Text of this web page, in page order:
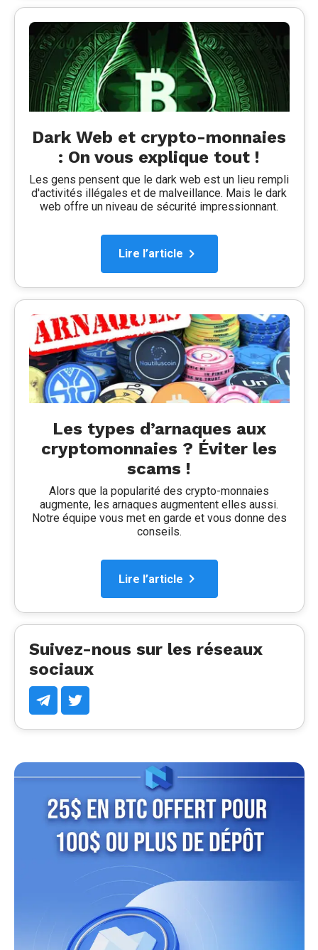
Dark Web et crypto-monnaies
: On vous explique tout !
Les gens pensent que le dark web est un lieu rempli
d'activités illégales et de malveillance. Mais le dark
web offre un niveau de sécurité impressionnant.
Lire l’article
Les types d’arnaques aux
cryptomonnaies ? Éviter les
scams !
Alors que la popularité des crypto-monnaies
augmente, les arnaques augmentent elles aussi.
Notre équipe vous met en garde et vous donne des
conseils.
Lire l’article
Suivez-nous sur les réseaux
sociaux